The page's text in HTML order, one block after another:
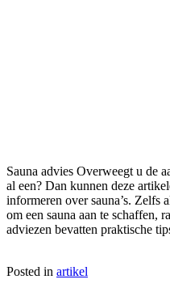
Sauna advies Overweegt u de
al een? Dan kunnen deze
informeren over sauna’s. Zelfs
om een sauna aan te schaffen,
adviezen bevatten praktische
Posted in artikel